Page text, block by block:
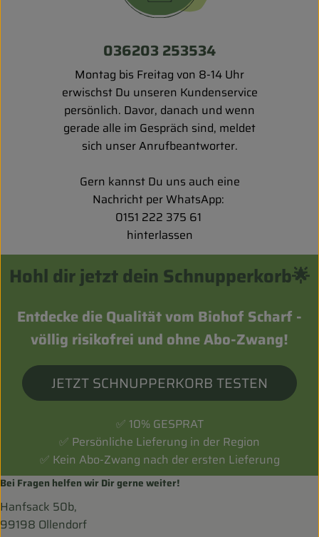
036203 253534
Montag bis Freitag von 8-14 Uhr
erwischst Du unseren Kundenservice
persönlich. Davor, danach und wenn
gerade alle im Gespräch sind, meldet
sich unser Anrufbeantworter.
Gern kannst Du uns auch eine
Nachricht per WhatsApp:
0151 222 375 61
hinterlassen
Hohl dir jetzt dein Schnupperkorb🌟
Entdecke die Qualität vom Biohof Scharf -
völlig risikofrei und ohne Abo-Zwang!
JETZT SCHNUPPERKORB TESTEN
✅ 10% GESPRAT
✅ Persönliche Lieferung in der Region
✅ Kein Abo-Zwang nach der ersten Lieferung
Bei Fragen helfen wir Dir gerne weiter!
Hanfsack 50b,
99198 Ollendorf